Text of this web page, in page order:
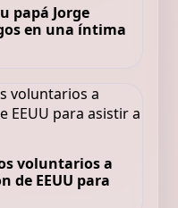
papá Jorge
en una íntima
voluntarios a
de EEUU para